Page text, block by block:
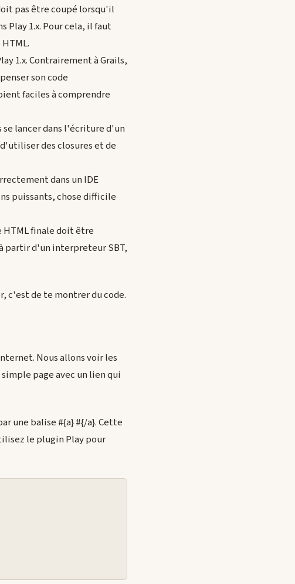
pas être coupé lorsqu'il
Play 1.x. Pour cela, il faut
1.x. Contrairement à Grails,
son code
faciles à comprendre
se lancer dans l'écriture d'un
des closures et de
dans un IDE
puissants, chose difficile
HTML finale doit être
partir d'un interpreteur SBT,
c'est de te montrer du code.
Nous allons voir les
page avec un lien qui
une balise #{a} #{/a}. Cette
le plugin Play pour